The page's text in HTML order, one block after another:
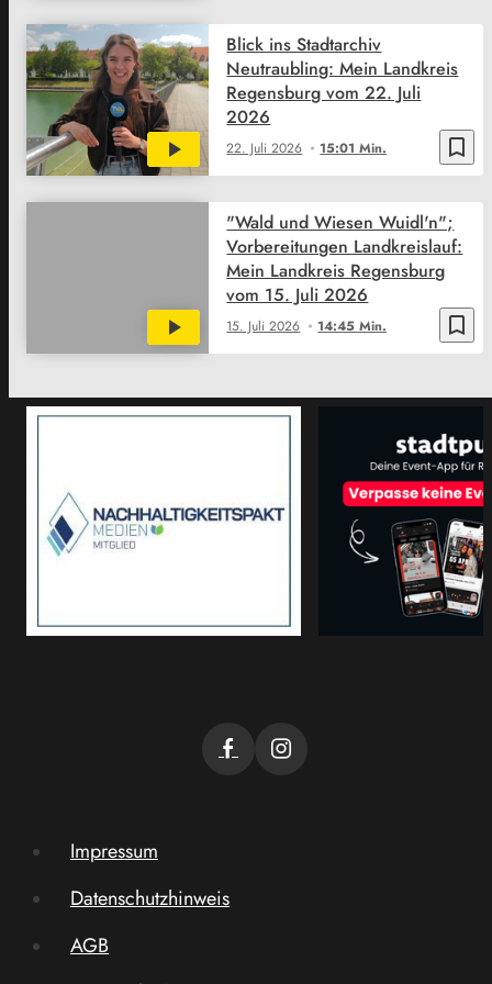
bookmark_border
22. Juli 2026 15:01 Min.
Blick ins Stadtarchiv
Neutraubling: Mein Landkreis
Regensburg vom 22. Juli
2026
bookmark_border
15. Juli 2026 14:45 Min.
"Wald und Wiesen Wuidl'n";
Vorbereitungen Landkreislauf:
Mein Landkreis Regensburg
vom 15. Juli 2026
Impressum
Datenschutzhinweis
AGB